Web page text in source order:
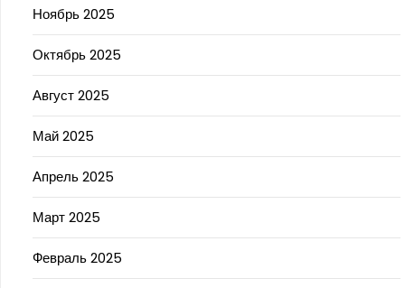
Ноябрь 2025
Октябрь 2025
Август 2025
Май 2025
Апрель 2025
Март 2025
Февраль 2025